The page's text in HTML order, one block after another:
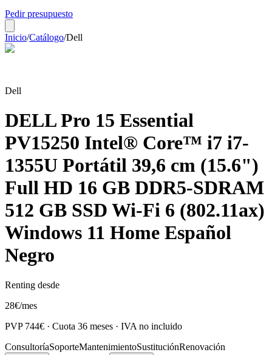
Pedir presupuesto
Inicio/Catálogo/Dell
Dell
DELL Pro 15 Essential
PV15250 Intel® Core™ i7 i7-
1355U Portátil 39,6 cm (15.6")
Full HD 16 GB DDR5-SDRAM
512 GB SSD Wi-Fi 6 (802.11ax)
Windows 11 Home Español
Negro
Renting desde
28€/mes
PVP 744€ · Cuota 36 meses · IVA no incluido
ConsultoríaSoporteMantenimientoSustituciónRenovación